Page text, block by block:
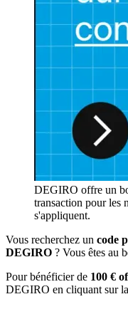
DEGIRO offre un
transaction pour les
s'appliquent.
Vous recherchez un code
DEGIRO ? Vous êtes au
Pour bénéficier de 100 €
DEGIRO en cliquant sur